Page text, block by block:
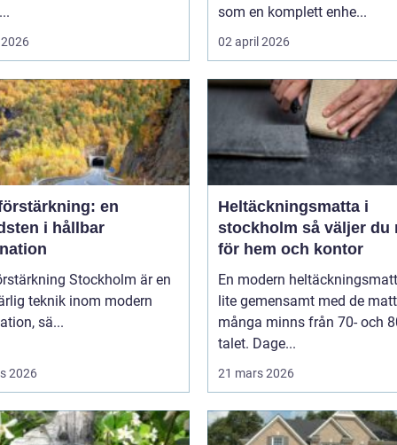
som en komplett enhe...
02 april 2026
en
i hållbar
Stockholm är en
teknik inom modern
sä...
2026
Heltäckningsmatta i
stockholm så väljer du rätt
för hem och kontor
En modern
lite gemensamt med de
många minns från 70- och
talet. Dage...
21 mars 2026